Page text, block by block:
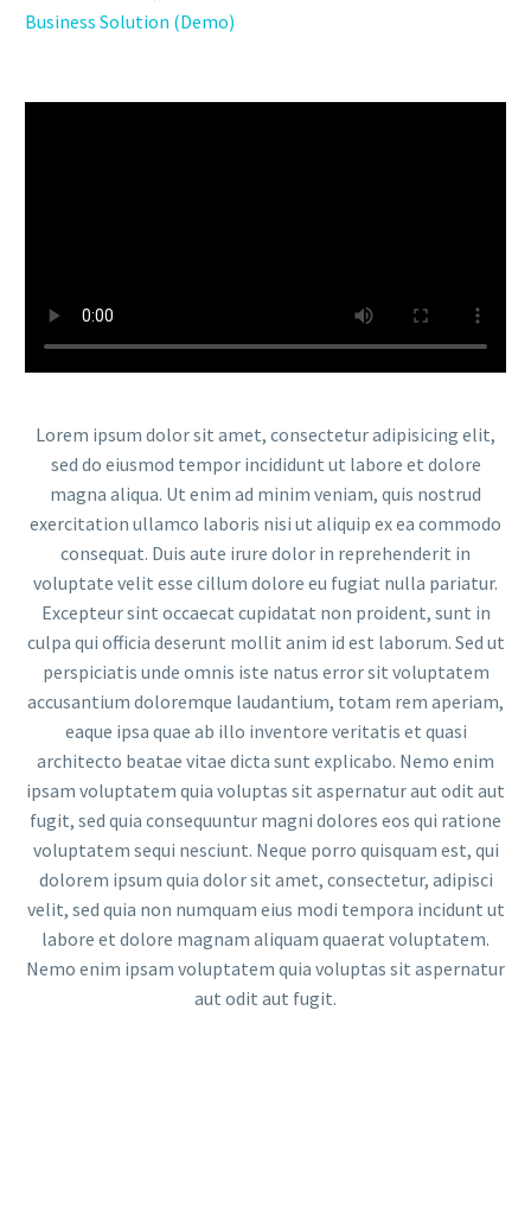
Business Solution (Demo)
Lorem ipsum dolor sit amet, consectetur adipisicing elit,
sed do eiusmod tempor incididunt ut labore et dolore
magna aliqua. Ut enim ad minim veniam, quis nostrud
exercitation ullamco laboris nisi ut aliquip ex ea commodo
consequat. Duis aute irure dolor in reprehenderit in
voluptate velit esse cillum dolore eu fugiat nulla pariatur.
Excepteur sint occaecat cupidatat non proident, sunt in
culpa qui officia deserunt mollit anim id est laborum. Sed ut
perspiciatis unde omnis iste natus error sit voluptatem
accusantium doloremque laudantium, totam rem aperiam,
eaque ipsa quae ab illo inventore veritatis et quasi
architecto beatae vitae dicta sunt explicabo. Nemo enim
ipsam voluptatem quia voluptas sit aspernatur aut odit aut
fugit, sed quia consequuntur magni dolores eos qui ratione
voluptatem sequi nesciunt. Neque porro quisquam est, qui
dolorem ipsum quia dolor sit amet, consectetur, adipisci
velit, sed quia non numquam eius modi tempora incidunt ut
labore et dolore magnam aliquam quaerat voluptatem.
Nemo enim ipsam voluptatem quia voluptas sit aspernatur
aut odit aut fugit.